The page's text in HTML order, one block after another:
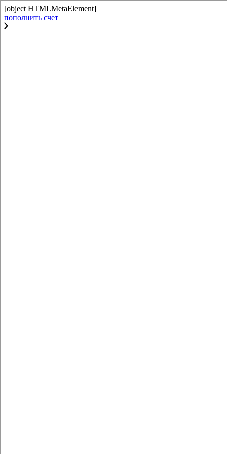
[object HTMLMetaElement]
пополнить счет